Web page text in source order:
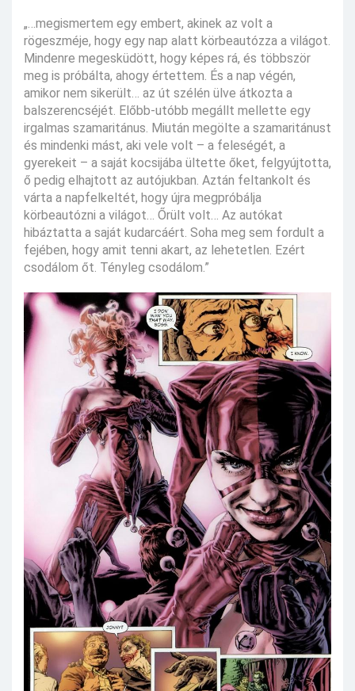
„…megismertem egy embert, akinek az volt a
rögeszméje, hogy egy nap alatt körbeautózza a világot.
Mindenre megesküdött, hogy képes rá, és többször
meg is próbálta, ahogy értettem. És a nap végén,
amikor nem sikerült… az út szélén ülve átkozta a
balszerencséjét. Előbb-utóbb megállt mellette egy
irgalmas szamaritánus. Miután megölte a szamaritánust
és mindenki mást, aki vele volt – a feleségét, a
gyerekeit – a saját kocsijába ültette őket, felgyújtotta,
ő pedig elhajtott az autójukban. Aztán feltankolt és
várta a napfelkeltét, hogy újra megpróbálja
körbeautózni a világot… Őrült volt… Az autókat
hibáztatta a saját kudarcáért. Soha meg sem fordult a
fejében, hogy amit tenni akart, az lehetetlen. Ezért
csodálom őt. Tényleg csodálom.”